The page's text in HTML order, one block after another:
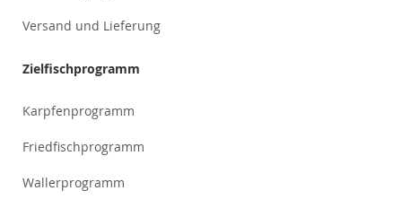
Versand und Lieferung
Zielfischprogramm
Karpfenprogramm
Friedfischprogramm
Wallerprogramm